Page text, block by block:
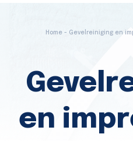
Home - Gevelreiniging en
en